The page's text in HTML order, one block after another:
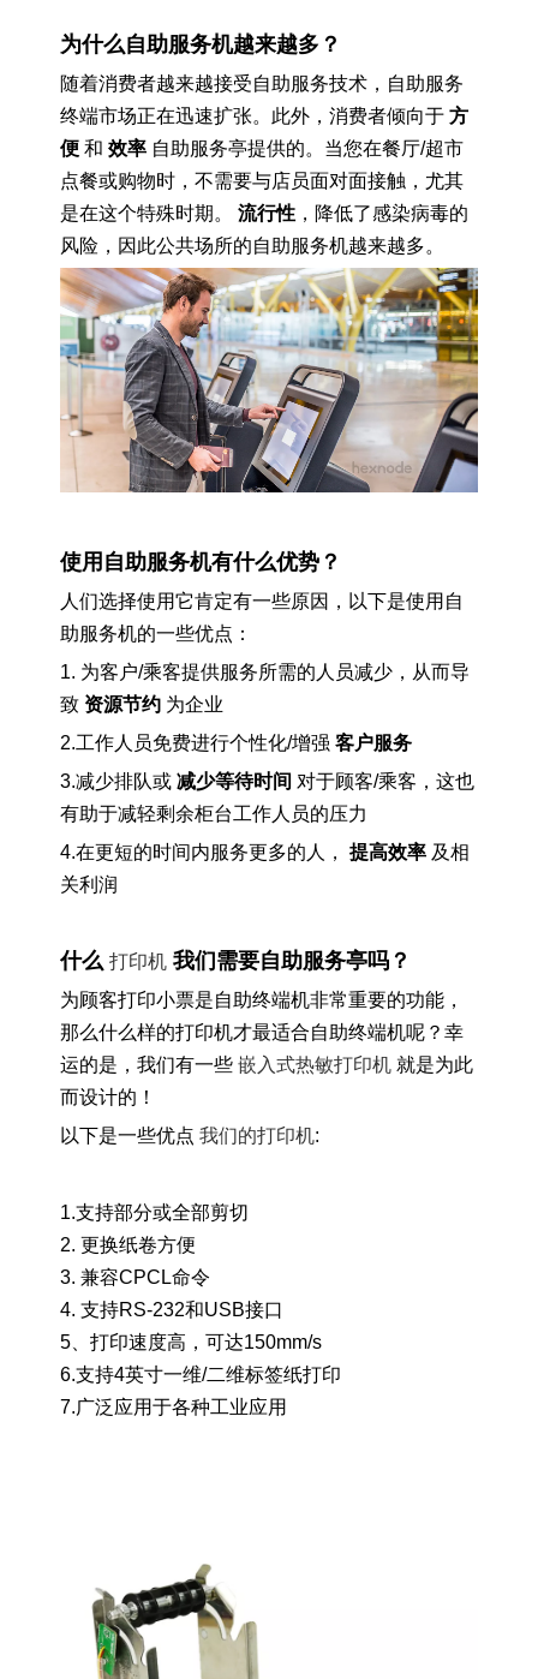
为什么自助服务机越来越多？
随着消费者越来越接受自助服务技术，自助服务
终端市场正在迅速扩张。此外，消费者倾向于 方
便 和 效率 自助服务亭提供的。当您在餐厅/超市
点餐或购物时，不需要与店员面对面接触，尤其
是在这个特殊时期。 流行性 ，降低了感染病毒的
风险，因此公共场所的自助服务机越来越多。
使用自助服务机有什么优势？
人们选择使用它肯定有一些原因，以下是使用自
助服务机的一些优点：
1. 为客户/乘客提供服务所需的人员减少，从而导
致 资源节约 为企业
2.工作人员免费进行个性化/增强 客户服务
3.减少排队或 减少等待时间 对于顾客/乘客，这也
有助于减轻剩余柜台工作人员的压力
4.在更短的时间内服务更多的人， 提高效率 及相
关利润
什么 打印机 我们需要自助服务亭吗？
为顾客打印小票是自助终端机非常重要的功能，
那么什么样的打印机才最适合自助终端机呢？幸
运的是，我们有一些 嵌入式热敏打印机 就是为此
而设计的！
以下是一些优点 我们的打印机:
1.支持部分或全部剪切
2. 更换纸卷方便
3. 兼容CPCL命令
4. 支持RS-232和USB接口
5、打印速度高，可达150mm/s
6.支持4英寸一维/二维标签纸打印
7.广泛应用于各种工业应用